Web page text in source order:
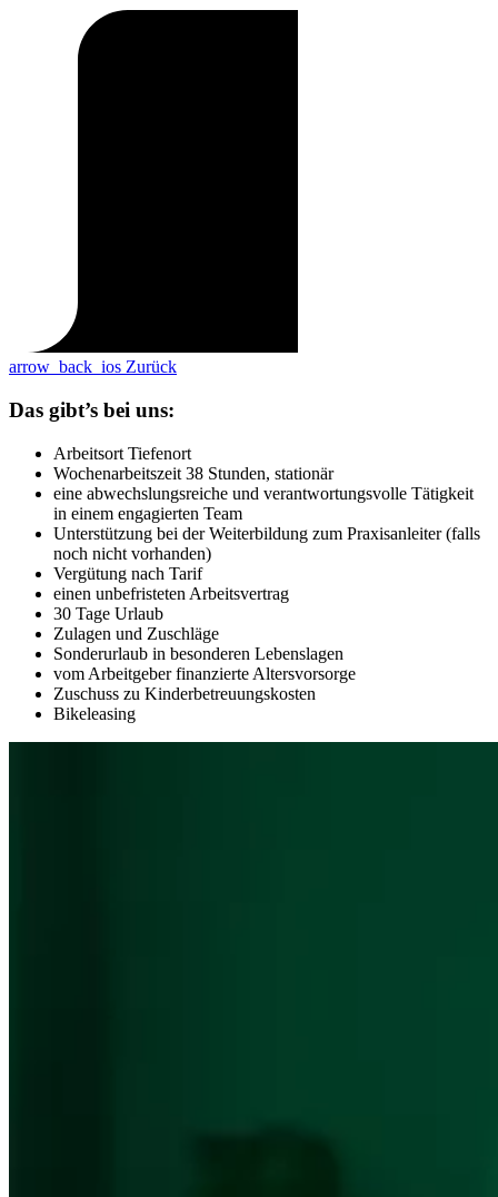
arrow_back_ios Zurück
Das gibt’s bei uns:
Arbeitsort Tiefenort
Wochenarbeitszeit 38 Stunden, stationär
eine abwechslungsreiche und verantwortungsvolle Tätigkeit
in einem engagierten Team
Unterstützung bei der Weiterbildung zum Praxisanleiter (falls
noch nicht vorhanden)
Vergütung nach Tarif
einen unbefristeten Arbeitsvertrag
30 Tage Urlaub
Zulagen und Zuschläge
Sonderurlaub in besonderen Lebenslagen
vom Arbeitgeber finanzierte Altersvorsorge
Zuschuss zu Kinderbetreuungskosten
Bikeleasing